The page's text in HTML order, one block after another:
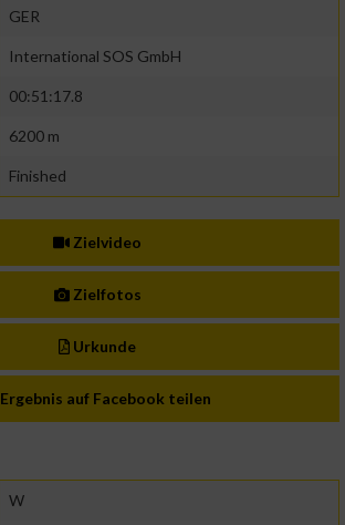
GER
International SOS GmbH
00:51:17.8
6200 m
Finished
Zielvideo
Zielfotos
Urkunde
Ergebnis auf Facebook teilen
W